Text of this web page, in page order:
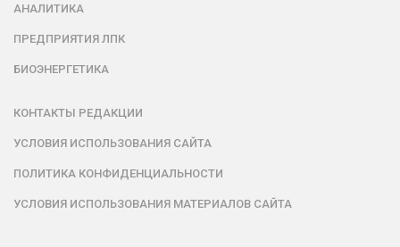
АНАЛИТИКА
ПРЕДПРИЯТИЯ ЛПК
БИОЭНЕРГЕТИКА
КОНТАКТЫ РЕДАКЦИИ
УСЛОВИЯ ИСПОЛЬЗОВАНИЯ САЙТА
ПОЛИТИКА КОНФИДЕНЦИАЛЬНОСТИ
УСЛОВИЯ ИСПОЛЬЗОВАНИЯ МАТЕРИАЛОВ САЙТА